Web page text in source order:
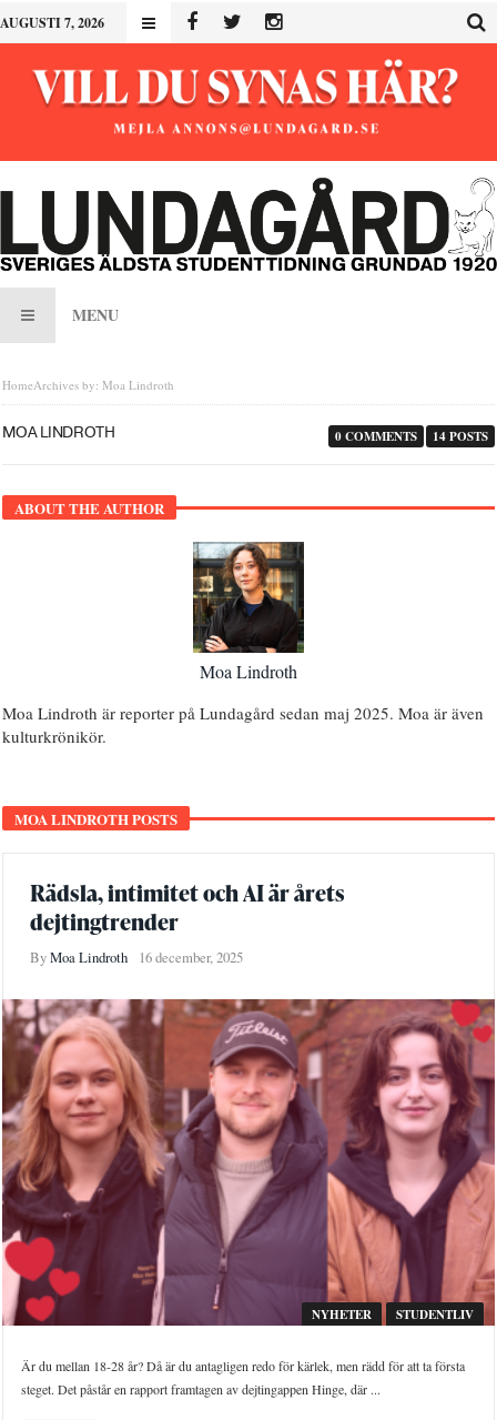
AUGUSTI 7, 2026
MENU
HomeArchives by: Moa Lindroth
MOA LINDROTH 14 POSTS
0 COMMENTS
ABOUT THE AUTHOR
Moa Lindroth
Moa Lindroth är reporter på Lundagård sedan maj 2025. Moa är även
kulturkrönikör.
MOA LINDROTH POSTS
Rädsla, intimitet och AI är årets
dejtingtrender
ByMoa Lindroth 16 december, 2025
NYHETER STUDENTLIV
Är du mellan 18-28 år? Då är du antagligen redo för kärlek, men rädd för att ta första
steget. Det påstår en rapport framtagen av dejtingappen Hinge, där ...